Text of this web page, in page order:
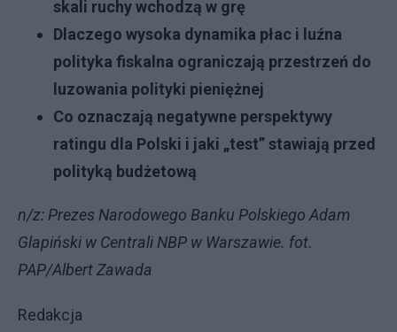
skali ruchy wchodzą w grę
Dlaczego wysoka dynamika płac i luźna
polityka fiskalna ograniczają przestrzeń do
luzowania polityki pieniężnej
Co oznaczają negatywne perspektywy
ratingu dla Polski i jaki „test” stawiają przed
polityką budżetową
n/z: Prezes Narodowego Banku Polskiego Adam
Glapiński w Centrali NBP w Warszawie. fot.
PAP/Albert Zawada
Redakcja